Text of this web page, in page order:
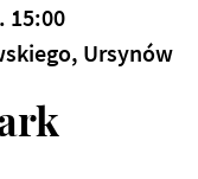
15:00
Ursynów